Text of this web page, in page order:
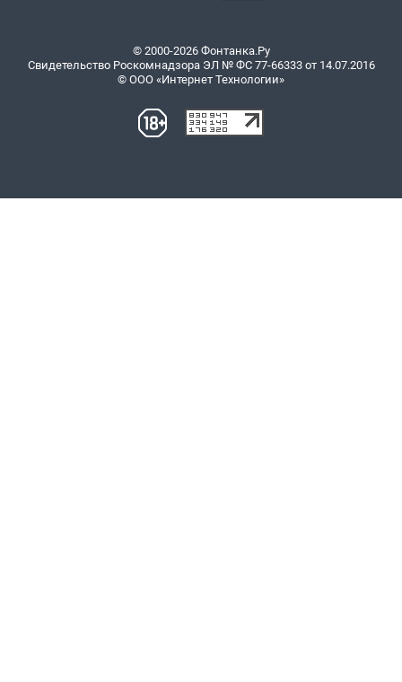
© 2000-2026 Фонтанка.Ру
Свидетельство Роскомнадзора ЭЛ № ФС 77-66333 от 14.07.2016
© ООО «Интернет Технологии»